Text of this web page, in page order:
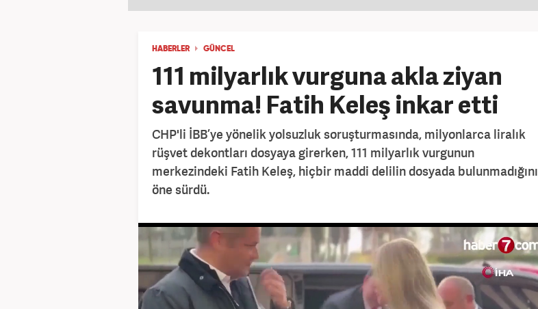
HABERLER GÜNCEL
111 milyarlık vurguna akla ziyan
savunma! Fatih Keleş inkar etti
CHP'li İBB’ye yönelik yolsuzluk soruşturmasında, milyonlarca liralık
rüşvet dekontları dosyaya girerken, 111 milyarlık vurgunun
merkezindeki Fatih Keleş, hiçbir maddi delilin dosyada bulunmadığını
öne sürdü.